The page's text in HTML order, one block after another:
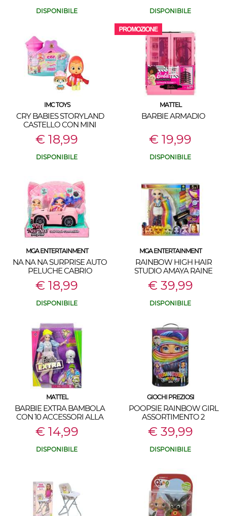
DISPONIBILE DISPONIBILE
IMC TOYS
CRY BABIES STORYLAND
CASTELLO CON MINI
BAMBOLA
€ 18,99
DISPONIBILE
MATTEL
BARBIE ARMADIO
€ 19,99
DISPONIBILE
MGA ENTERTAINMENT
NA NA NA SURPRISE AUTO
PELUCHE CABRIO
€ 18,99
DISPONIBILE
MGA ENTERTAINMENT
RAINBOW HIGH HAIR
STUDIO AMAYA RAINE
€ 39,99
DISPONIBILE
MATTEL
BARBIE EXTRA BAMBOLA
CON 10 ACCESSORI ALLA
MODA
€ 14,99
DISPONIBILE
GIOCHI PREZIOSI
POOPSIE RAINBOW GIRL
ASSORTIMENTO 2
€ 39,99
DISPONIBILE